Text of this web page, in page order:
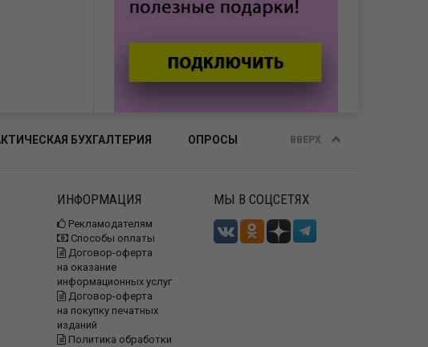
БУХГАЛТЕРИЯ ОПРОСЫ ВВЕРХ
ИНФОРМАЦИЯ
Рекламодателям
Способы оплаты
Договор-оферта
на оказание
информационных услуг
Договор-оферта
на покупку печатных
изданий
Политика обработки
МЫ В СОЦСЕТЯХ